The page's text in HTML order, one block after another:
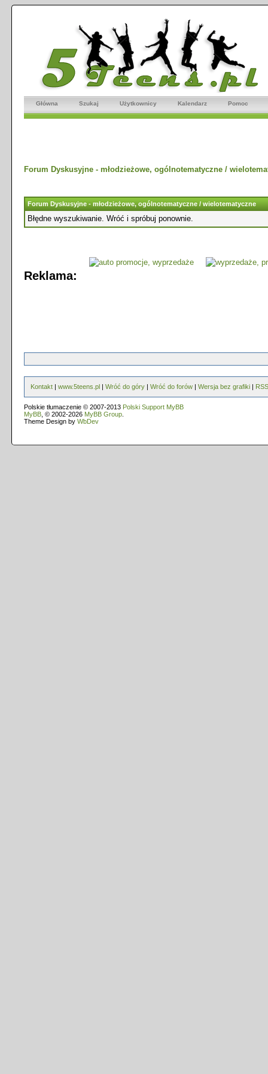
Główna Szukaj Użytkownicy Kalendarz Pomoc
Forum Dyskusyjne - młodzieżowe, ogólnotematyczne /
Forum Dyskusyjne - młodzieżowe, ogólnotematyczne / wielotematyczne
Błędne wyszukiwanie. Wróć i spróbuj ponownie.
Reklama:
Kontakt | www.5teens.pl | Wróć do góry | Wróć do forów | Wersja bez grafiki | RSS
Polskie tłumaczenie © 2007-2013 Polski Support MyBB
MyBB , © 2002-2026 MyBB Group
Theme Design by WbDev